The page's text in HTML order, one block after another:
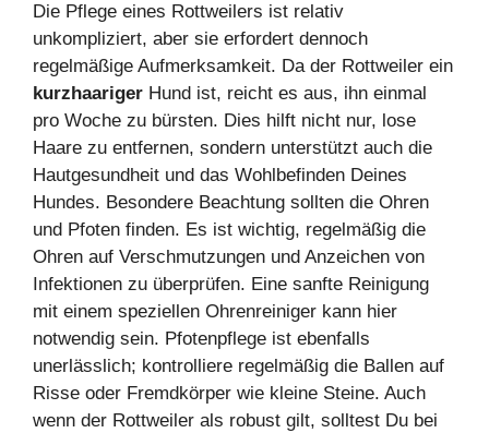
Die Pflege eines Rottweilers ist relativ
unkompliziert, aber sie erfordert dennoch
regelmäßige Aufmerksamkeit. Da der Rottweiler ein
kurzhaariger Hund ist, reicht es aus, ihn einmal
pro Woche zu bürsten. Dies hilft nicht nur, lose
Haare zu entfernen, sondern unterstützt auch die
Hautgesundheit und das Wohlbefinden Deines
Hundes. Besondere Beachtung sollten die Ohren
und Pfoten finden. Es ist wichtig, regelmäßig die
Ohren auf Verschmutzungen und Anzeichen von
Infektionen zu überprüfen. Eine sanfte Reinigung
mit einem speziellen Ohrenreiniger kann hier
notwendig sein. Pfotenpflege ist ebenfalls
unerlässlich; kontrolliere regelmäßig die Ballen auf
Risse oder Fremdkörper wie kleine Steine. Auch
wenn der Rottweiler als robust gilt, solltest Du bei